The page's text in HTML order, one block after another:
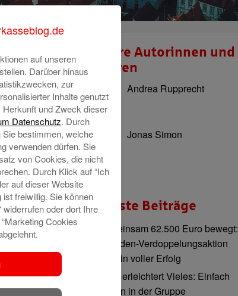
so weit.
der
vor Ort.
von Jahr
Konten
Unsere Autorinnen und
Autoren
Andrea Rupprecht
Jonas Simon
Neueste Beiträge
Gemeinsam 62.500 Euro bewegt:
Spenden-Verdoppelungsaktion
war ein voller Erfolg
Wero erleichtert Vieles: Einfach
zahlen in der Gruppe
auf unseren
Darüber hinaus
zur
Inhalte genutzt
und Zweck dieser
Datenschutz. Durch
Sie bestimmen, welche
verwenden dürfen. Sie
von Cookies, die nicht
Durch Klick auf “Ich
auf dieser Website
freiwillig. Sie können
widerrufen oder dort Ihre
Cookies